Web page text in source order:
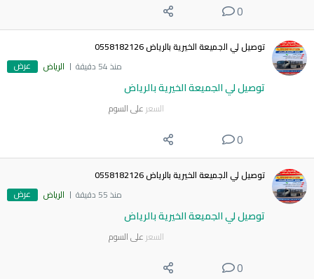
0
توصيل لي الجميعة الخيرية بالرياض 0558182126
منذ 54 دقيقة
الرياض عرض
توصيل لي الجميعة الخيرية بالرياض
السعر على السوم
0
توصيل لي الجميعة الخيرية بالرياض 0558182126
منذ 55 دقيقة
الرياض عرض
توصيل لي الجميعة الخيرية بالرياض
السعر على السوم
0